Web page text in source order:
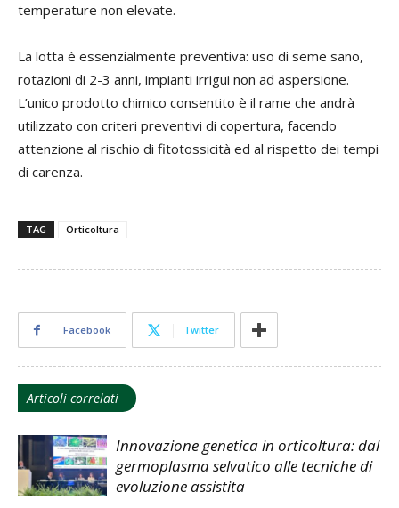
temperature non elevate.
La lotta è essenzialmente preventiva: uso di seme sano,
rotazioni di 2-3 anni, impianti irrigui non ad aspersione.
L’unico prodotto chimico consentito è il rame che andrà
utilizzato con criteri preventivi di copertura, facendo
attenzione al rischio di fitotossicità ed al rispetto dei tempi
di carenza.
TAG Orticoltura
Facebook Twitter
Articoli correlati
Innovazione genetica in orticoltura: dal
germoplasma selvatico alle tecniche di
evoluzione assistita